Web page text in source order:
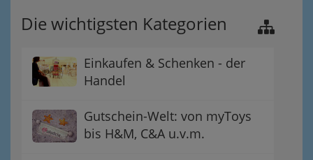
Die wichtigsten Kategorien
Einkaufen & Schenken - der
Handel
Gutschein-Welt: von myToys
bis H&M, C&A u.v.m.